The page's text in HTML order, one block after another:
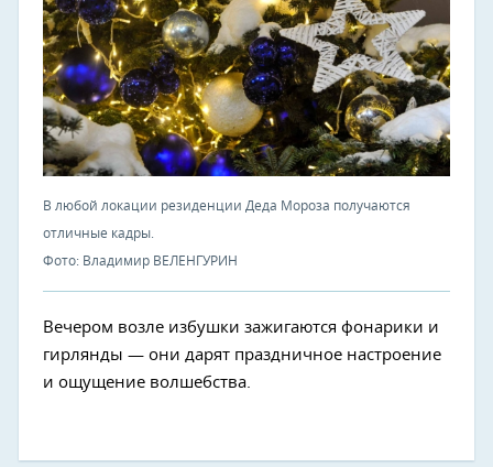
В любой локации резиденции Деда Мороза получаются
отличные кадры.
Фото: Владимир ВЕЛЕНГУРИН
Вечером возле избушки зажигаются фонарики и
гирлянды — они дарят праздничное настроение
и ощущение волшебства.